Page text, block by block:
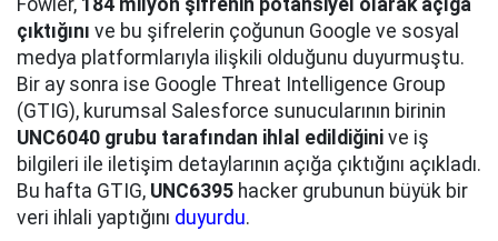
Fowler, 184 milyon şifrenin potansiyel olarak açığa
çıktığını ve bu şifrelerin çoğunun Google ve sosyal
medya platformlarıyla ilişkili olduğunu duyurmuştu.
Bir ay sonra ise Google Threat Intelligence Group
(GTIG), kurumsal Salesforce sunucularının birinin
UNC6040 grubu tarafından ihlal edildiğini ve iş
bilgileri ile iletişim detaylarının açığa çıktığını açıkladı.
Bu hafta GTIG, UNC6395 hacker grubunun büyük bir
veri ihlali yaptığını duyurdu.